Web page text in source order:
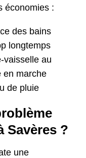
économies :
des bains
longtemps
vaisselle au
en marche
de pluie
Savères ?
une